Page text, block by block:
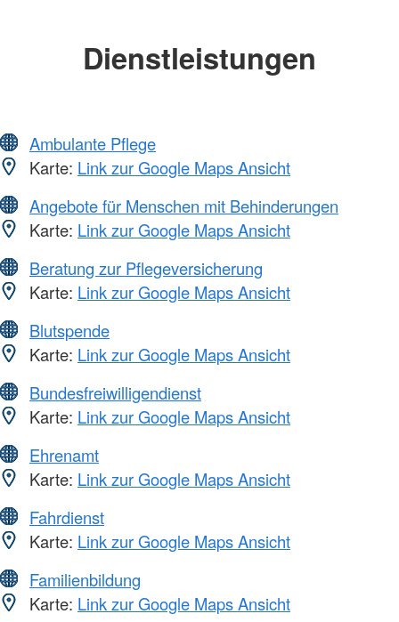
Dienstleistungen
Ambulante Pflege
Karte: Link zur Google Maps Ansicht
Angebote für Menschen mit Behinderungen
Karte: Link zur Google Maps Ansicht
Beratung zur Pflegeversicherung
Karte: Link zur Google Maps Ansicht
Blutspende
Karte: Link zur Google Maps Ansicht
Bundesfreiwilligendienst
Karte: Link zur Google Maps Ansicht
Ehrenamt
Karte: Link zur Google Maps Ansicht
Fahrdienst
Karte: Link zur Google Maps Ansicht
Familienbildung
Karte: Link zur Google Maps Ansicht